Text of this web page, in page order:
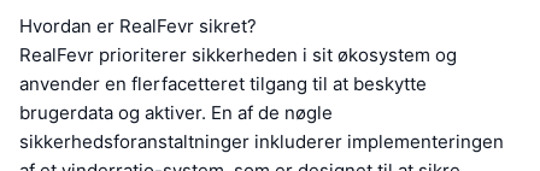
Hvordan er RealFevr sikret?
RealFevr prioriterer sikkerheden i sit økosystem og
anvender en flerfacetteret tilgang til at beskytte
brugerdata og aktiver. En af de nøgle
sikkerhedsforanstaltninger inkluderer implementeringen